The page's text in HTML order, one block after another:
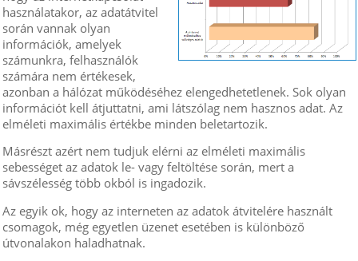
használatakor, az adatátvitel
során vannak olyan
információk, amelyek
számunkra, felhasználók
számára nem értékesek,
azonban a hálózat működéséhez elengedhetetlenek. Sok olyan
információt kell átjuttatni, ami látszólag nem hasznos adat. Az
elméleti maximális értékbe minden beletartozik.
Másrészt azért nem tudjuk elérni az elméleti maximális
sebességet az adatok le- vagy feltöltése során, mert a
sávszélesség több okból is ingadozik.
Az egyik ok, hogy az interneten az adatok átvitelére használt
csomagok, még egyetlen üzenet esetében is különböző
útvonalakon haladhatnak.